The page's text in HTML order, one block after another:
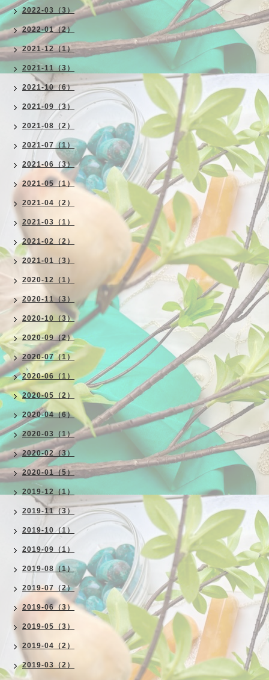
2022-03（3）
2022-01（2）
2021-12（1）
2021-11（3）
2021-10（6）
2021-09（3）
2021-08（2）
2021-07（1）
2021-06（3）
2021-05（1）
2021-04（2）
2021-03（1）
2021-02（2）
2021-01（3）
2020-12（1）
2020-11（3）
2020-10（3）
2020-09（2）
2020-07（1）
2020-06（1）
2020-05（2）
2020-04（6）
2020-03（1）
2020-02（3）
2020-01（5）
2019-12（1）
2019-11（3）
2019-10（1）
2019-09（1）
2019-08（1）
2019-07（2）
2019-06（3）
2019-05（3）
2019-04（2）
2019-03（2）